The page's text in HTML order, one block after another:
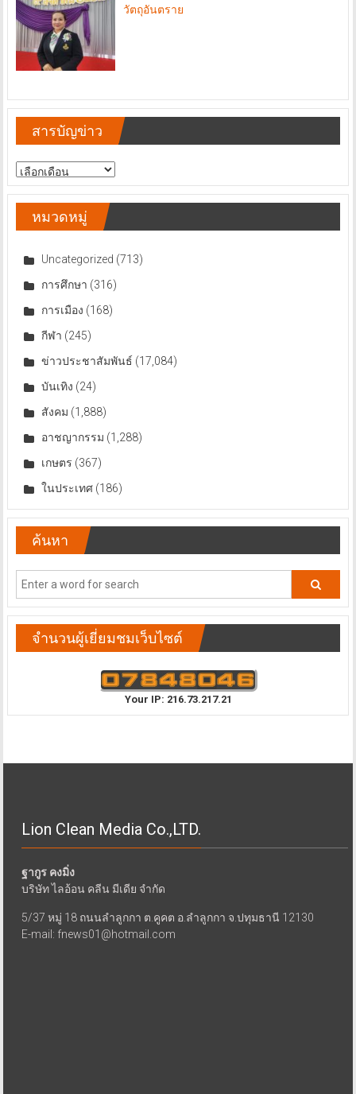
วัตถุอันตราย
สารบัญข่าว
สารบัญ
ข่าว
หมวดหมู่
Uncategorized (713)
การศึกษา (316)
การเมือง (168)
กีฬา (245)
ข่าวประชาสัมพันธ์ (17,084)
บันเทิง (24)
สังคม (1,888)
อาชญากรรม (1,288)
เกษตร (367)
ในประเทศ(186)
ค้นหา
จำนวนผู้เยี่ยมชมเว็บไซต์
Your IP: 216.73.217.21
Lion Clean Media Co.,LTD.
ฐากูร คงมิ่ง
บริษัท ไลอ้อน คลีน มีเดีย จำกัด
5/37 หมู่ 18 ถนนลำลูกกา ต.คูคต อ.ลำลูกกา จ.ปทุมธานี 12130
E-mail: fnews01@hotmail.com